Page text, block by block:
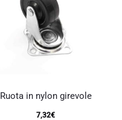
Ruota in nylon girevole
7,32€